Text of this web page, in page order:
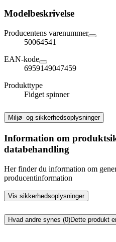
Modelbeskrivelse
Producentens varenummer
50064541
EAN-kode
6959149047459
Produkttype
Fidget spinner
Miljø- og sikkerhedsoplysninger
Information om
databehandling
Her finder du information om
producentinformation
Vis sikkerhedsoplysninger
Hvad andre synes (0)Dette produkt